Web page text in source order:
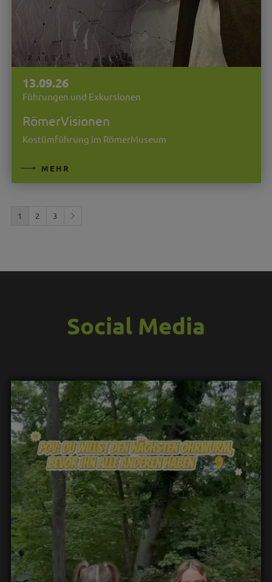
13.09.26
Führungen und Exkursionen
RömerVisionen
Kostümführung im RömerMuseum
MEHR
1 2 3
Social Media